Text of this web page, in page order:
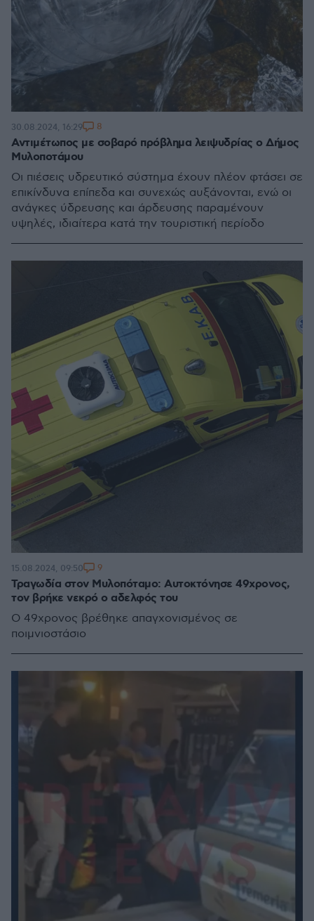
Αντιμέτωπος με σοβαρό πρόβλημα λειψυδρίας ο Δήμος
Μυλοποτάμου
Οι πιέσεις υδρευτικό σύστημα έχουν πλέον φτάσει σε
επικίνδυνα επίπεδα και συνεχώς αυξάνονται, ενώ οι
ανάγκες ύδρευσης και άρδευσης παραμένουν
υψηλές, ιδιαίτερα κατά την τουριστική περίοδο
30.08.2024, 16:29 8
Τραγωδία στον Μυλοπόταμο: Αυτοκτόνησε 49χρονος,
τον βρήκε νεκρό ο αδελφός του
Ο 49χρονος βρέθηκε απαγχονισμένος σε
ποιμνιοστάσιο
15.08.2024, 09:50 9